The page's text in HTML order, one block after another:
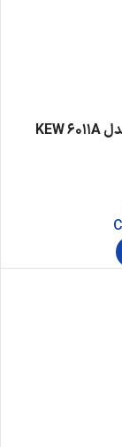
تستر ایمنی مدل KEW 6011A